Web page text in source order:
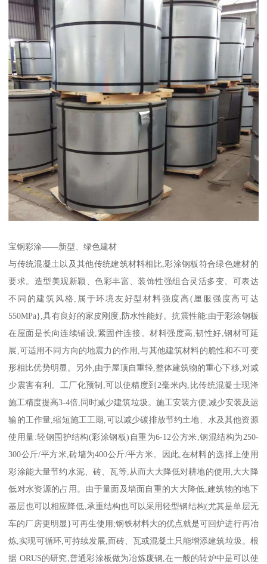
宝钢彩涂——新型、绿色建材
与传统混凝土以及其他传统建筑材料相比,彩涂钢板符合绿色建材的
要求。造型美观新颖、色彩丰富、装饰性强组合灵活多变、可表达
不同的建筑风格,属于环境友好型材料强度高(厘服强度高可达
550MPa},具有良好的家皮刚度,防水性能好。抗震性能:由于彩涂钢板
在屋面是长向连续铺设,紧固件连接。材料强度高,韧性好,钢材可延
展,可适用不同方向的地震力的作用,与其他建筑材料的脆性和不可变
形相比优势明显。另外,由于屋顶自重轻,整体建筑物的重心下移,对减
少震害有利。工厂化预制,可以使精度到2毫米内,比传统混凝士现洚
施工精度提高3-4倍,同时减少建筑垃圾。施工安装方便,减少安装及运
输的工作量,缩短施工工期,可以减少碳排放节约土地、水及其他资源
使用量:轻钢围护结构(彩涂钢板)自重为6-12公方米,钢混结构为250-
300公斤/平方米,砖墙为400公斤/平方米。因此,在材料的选择上使用
彩涂能大量节约水泥、砖、瓦等,从而大大降低对耕地的使用,大大降
低对水资源的占用。由于量面及墙面自重的大大降低,建筑物的地下
基层也可以相应降低,承重结构也可以采用轻型钢结构(尤其是单层无
车的厂房更明显}可再生使用;钢铁材料大的优点就是可回炉进行再冶
炼,实现可循环,可持续发展,而砖、瓦或混凝土只能增添建筑垃圾。根
据 ORUS的研究,普通彩涂板做为冶炼废钢,在一般的转炉中是可以使